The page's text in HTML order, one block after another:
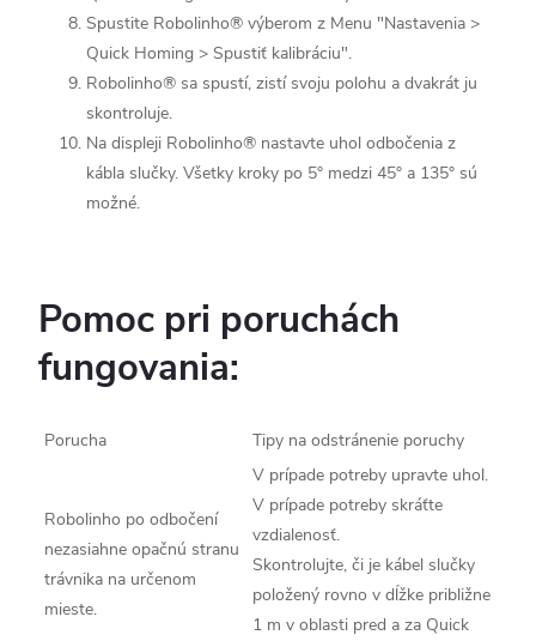
Spustite Robolinho® výberom z Menu "Nastavenia >
Quick Homing > Spustiť kalibráciu".
Robolinho® sa spustí, zistí svoju polohu a dvakrát ju
skontroluje.
Na displeji Robolinho® nastavte uhol odbočenia z
kábla slučky. Všetky kroky po 5° medzi 45° a 135° sú
možné.
Pomoc pri poruchách
fungovania:
Porucha Tipy na odstránenie poruchy
Robolinho po odbočení
nezasiahne opačnú stranu
trávnika na určenom
mieste.
V prípade potreby upravte uhol.
V prípade potreby skráťte
vzdialenosť.
Skontrolujte, či je kábel slučky
položený rovno v dĺžke približne
1 m v oblasti pred a za Quick